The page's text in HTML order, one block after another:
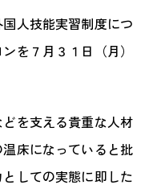
人技能実習制度につ
を７月３１日（月）
を支える貴重な人材
床になっていると批
しての実態に即した